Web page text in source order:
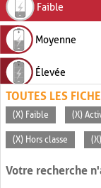
Faible
Moyenne
Élevée
TOUTES LES
(X) Faible (X)
(X) Hors classe
Votre recherche